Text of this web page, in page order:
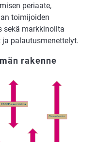
periaate,
toimijoiden
sekä markkinoilta
palautusmenettelyt.
rakenne